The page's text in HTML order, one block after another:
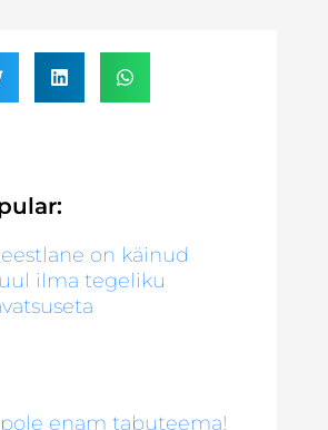
on käinud
ilma tegeliku
enam tabuteema!